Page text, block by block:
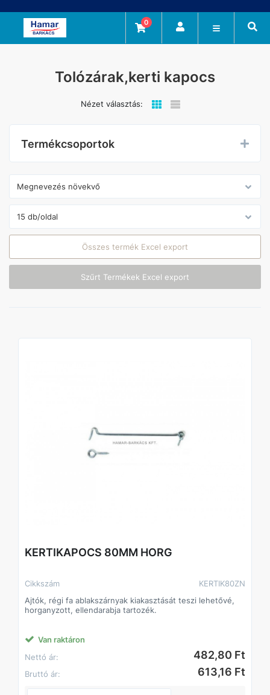
0
Tolózárak,kerti kapocs
Nézet választás:
Termékcsoportok
Összes termék Excel export
Szűrt Termékek Excel export
KERTIKAPOCS 80MM HORG
Cikkszám
KERTIK80ZN
Ajtók, régi fa ablakszárnyak kiakasztását teszi lehetővé,
horganyzott, ellendarabja tartozék.
Van raktáron
Nettó ár:
482,80 Ft
Bruttó ár: 613,16 Ft